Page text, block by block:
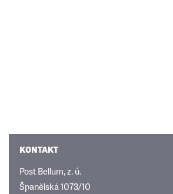
KONTAKT
Post Bellum, z. ú.
Španělská 1073/10